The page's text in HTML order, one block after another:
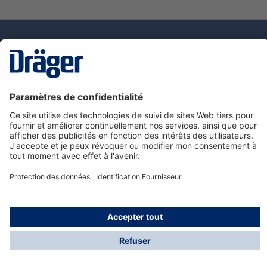
Nous contacter
Service de e-commande Dräger
Informations sur les produits
© Dräger France SAS, 2024
*Prix hors taxe. Frais de gestion et de livraison standard
offerts; Indépendamment de la valeur ou du volume de